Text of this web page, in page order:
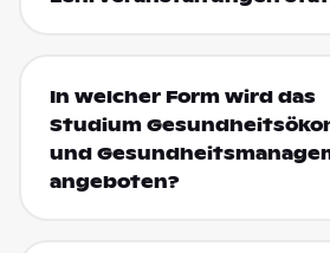
In welcher Form wird das
Studium
und
angeboten?